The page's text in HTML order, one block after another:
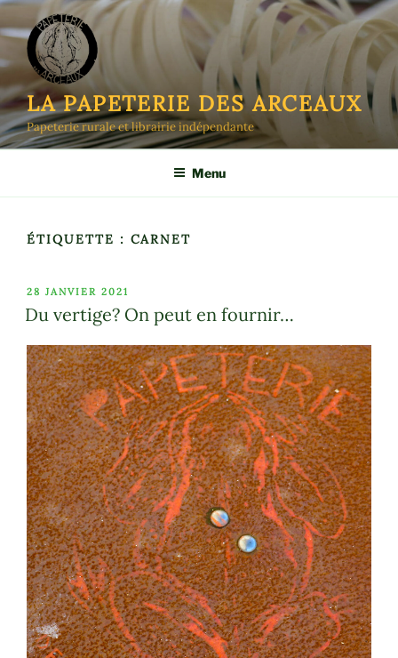
Aller
au
contenu
principal
LA PAPETERIE DES ARCEAUX
Papeterie rurale et librairie indépendante
Menu
ÉTIQUETTE : CARNET
PUBLIÉ
LE
28 JANVIER 2021
Du vertige? On peut en fournir…